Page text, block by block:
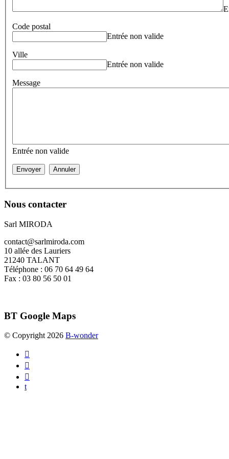
Code postal
Entrée non valide
Ville
Entrée non valide
Message
Entrée non valide
Nous contacter
Sarl MIRODA
contact@sarlmiroda.com
10 allée des Lauriers
21240 TALANT
Téléphone : 06 70 64 49 64
Fax : 03 80 56 50 01
BT Google Maps
© Copyright 2026 B-wonder



t